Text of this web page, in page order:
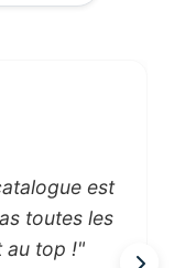
est
toutes les
au top !"